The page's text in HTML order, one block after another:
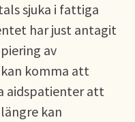
sjuka i fattiga
har just antagit
av
komma att
aidspatienter att
kan